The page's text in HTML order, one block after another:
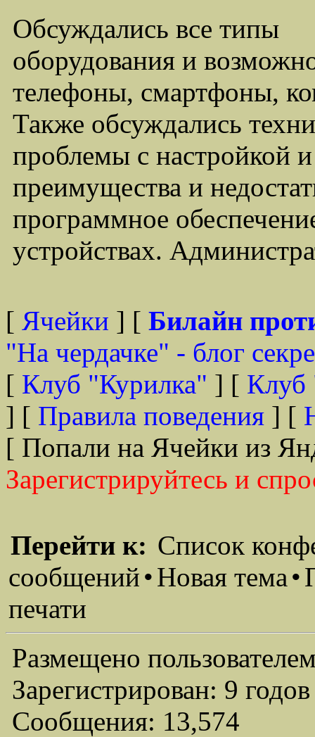
Обсуждались все типы
оборудования и
телефоны, смартфоны,
Также обсуждались
проблемы с настройкой
преимущества и
программное
устройствах.
[ Ячейки ] [ Билайн
"На чердачке" - блог
[ Клуб "Курилка" ] [ Клуб
] [ Правила поведения ] [
[ Попали на Ячейки из
Зарегистрируйтесь и
Перейти к: Список
сообщений•Новая тема•
печати
Размещено
Зарегистрирован: 9
Сообщения: 13,574